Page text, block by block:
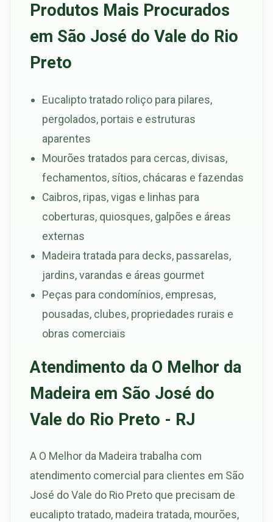
Produtos Mais Procurados
em São José do Vale do Rio
Preto
Eucalipto tratado roliço para pilares,
pergolados, portais e estruturas
aparentes
Mourões tratados para cercas, divisas,
fechamentos, sítios, chácaras e fazendas
Caibros, ripas, vigas e linhas para
coberturas, quiosques, galpões e áreas
externas
Madeira tratada para decks, passarelas,
jardins, varandas e áreas gourmet
Peças para condomínios, empresas,
pousadas, clubes, propriedades rurais e
obras comerciais
Atendimento da O Melhor da
Madeira em São José do
Vale do Rio Preto - RJ
A O Melhor da Madeira trabalha com
atendimento comercial para clientes em São
José do Vale do Rio Preto que precisam de
eucalipto tratado, madeira tratada, mourões,